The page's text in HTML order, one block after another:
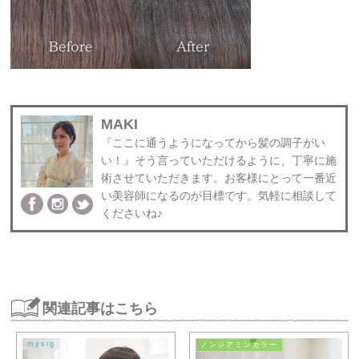
MAKI
『ここに通うようになってから髪の調子がい
い！』そう言っていただけるように、丁寧に施
術させていただきます。お客様にとって一番近
い美容師になるのが目標です。気軽に相談して
くださいね♪
関連記事はこちら
mysig ノンジアミンカラー